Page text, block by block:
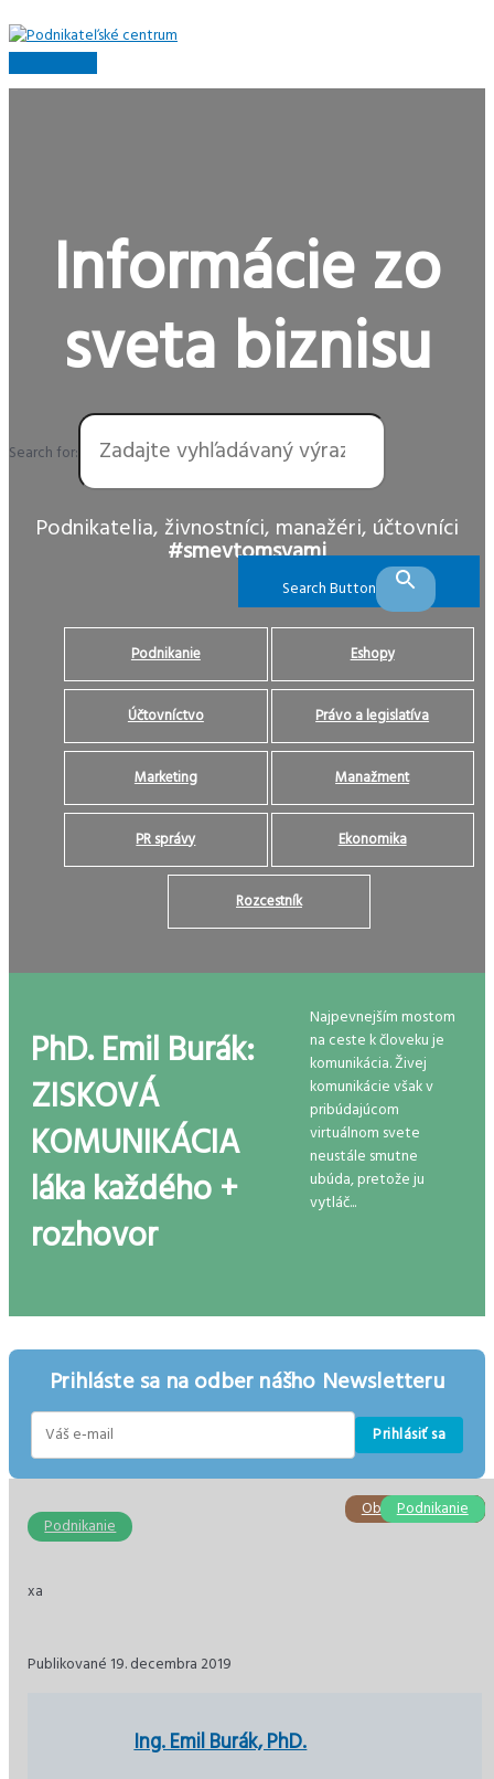
Preskočiť
na
Hlavné
Menu
Informácie zo
sveta biznisu
Search for:
Search Button
Podnikatelia, živnostníci, manažéri, účtovníci
#smevtomsvami
Podnikanie Eshopy
Účtovníctvo Právo a legislatíva
Marketing Manažment
PR správy Ekonomika
Rozcestník
PhD. Emil Burák:
ZISKOVÁ
KOMUNIKÁCIA
láka každého +
rozhovor
Najpevnejším mostom
na ceste k človeku je
komunikácia. Živej
komunikácie však v
pribúdajúcom
virtuálnom svete
neustále smutne
ubúda, pretože ju
vytláč...
Prihláste sa na odber nášho Newsletteru
Prihlásiť sa
Podnikanie
xa
Publikované 19. decembra 2019
Ing. Emil Burák, PhD.
Ekonomika
Ekonomika
Podnikanie
Stavebníctvo
Obchod a služby
Podnikanie